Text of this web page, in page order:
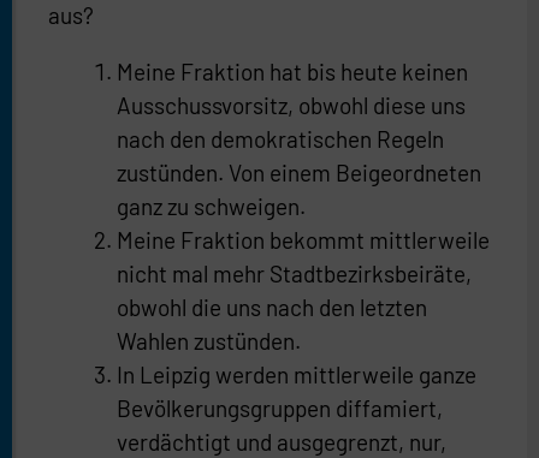
aus?
Meine Fraktion hat bis heute keinen
Ausschussvorsitz, obwohl diese uns
nach den demokratischen Regeln
zustünden. Von einem Beigeordneten
ganz zu schweigen.
Meine Fraktion bekommt mittlerweile
nicht mal mehr Stadtbezirksbeiräte,
obwohl die uns nach den letzten
Wahlen zustünden.
In Leipzig werden mittlerweile ganze
Bevölkerungsgruppen diffamiert,
verdächtigt und ausgegrenzt, nur,